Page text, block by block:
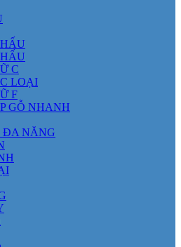
C
LOẠI
F
GỖ NHANH
ĐA NĂNG